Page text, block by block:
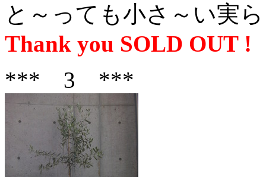
と～っても小さ～い実
Thank you SOLD OUT !
*** 3 ***